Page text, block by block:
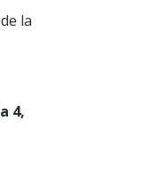
la
4,